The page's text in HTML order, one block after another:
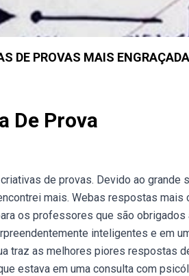
DE PROVAS MAIS
De Prova
de provas. Devido ao
mais. Webas respostas
os professores que são
inteligentes e em
traz as melhores piores respostas
estava em uma consulta com